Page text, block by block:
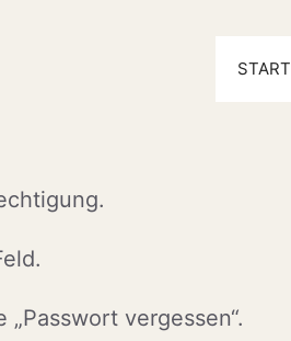
START
vergessen“.